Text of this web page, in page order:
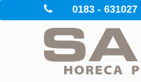
0183 - 631027